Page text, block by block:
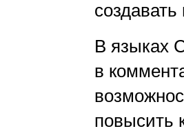
В языках
в
повысить